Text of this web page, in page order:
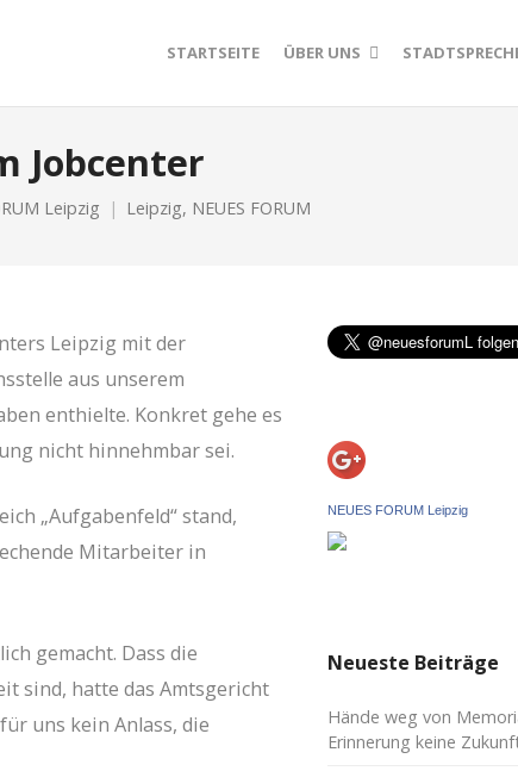
STARTSEITE ÜBER UNS
Jobcenter
Leipzig Leipzig, NEUES FORUM
Leipzig mit der
aus unserem
enthielte. Konkret gehe es
nicht hinnehmbar sei.
„Aufgabenfeld“ stand,
Mitarbeiter in
gemacht. Dass die
sind, hatte das Amtsgericht
uns kein Anlass, die
NEUES FORUM Leipzig
Neueste Beiträge
Hände weg von
Erinnerung keine